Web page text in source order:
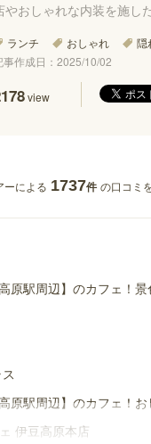
やおしゃれな内装を施し
ランチ おしゃれ 隠
事作成日：2025/10/02
view
ーによる 1737件 の口コミ
原駅周辺】のカフェ！
原駅周辺】のカフェ！
伊豆高原本店